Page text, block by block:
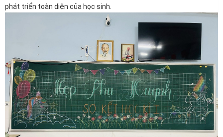
phát triển toàn diện của học sinh.